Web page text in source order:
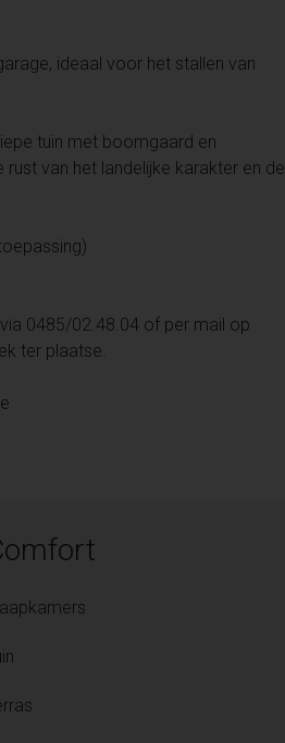
ideaal voor het stallen van
tuin met boomgaard en
van het landelijke karakter en de
0485/02.48.04 of per mail op
ter plaatse.